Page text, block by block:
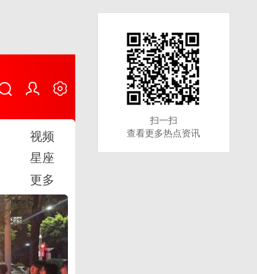
视频
星座
更多
扫一扫
查看更多热点资讯
扫一扫
查看更多热点资讯